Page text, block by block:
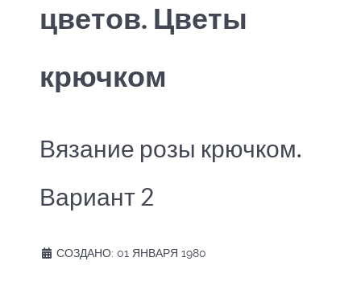
цветов. Цветы
крючком
Вязание розы крючком.
Вариант 2
СОЗДАНО: 01 ЯНВАРЯ 1980